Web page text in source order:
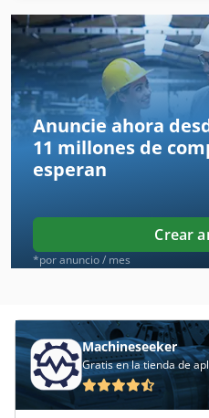
Ammann Avp 3020
Anayak
Anayak Hvm
Awea
Baier
Baykal
Baykal Aphs
Bpr
Ergomat
Ermak
Anuncie ahora
11 millones de
esperan
Crear
*por anuncio / mes
Machineseeker
Gratis en la tienda de